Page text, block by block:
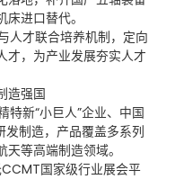
进口替代。
人才联合培养机制，定向
才，为产业发展夯实人才
造强国
新“小巨人”企业、中国
制造，产品覆盖多系列
等高端制造领域。
国家级行业展会平